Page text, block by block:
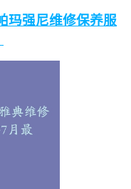
玛强尼维修保养服